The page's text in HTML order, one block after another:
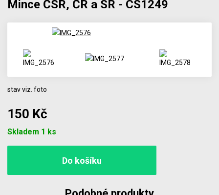
Mince ČSR, ČR a SR - CS1249
stav viz. foto
150 Kč
Skladem 1 ks